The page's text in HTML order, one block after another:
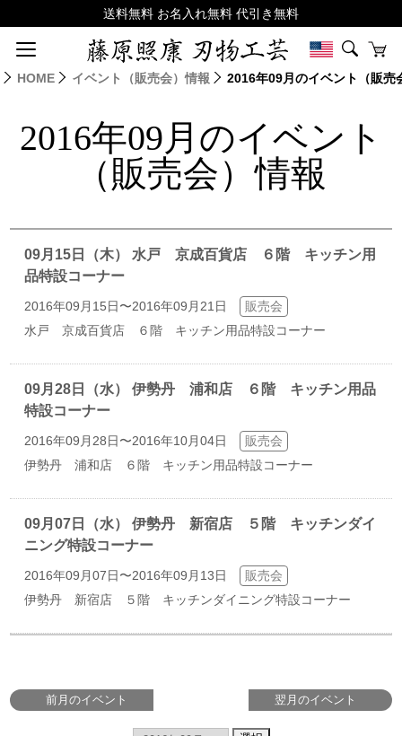
HOME イベント（販売会）情報 2016年09月のイベント（販売
2016年09月のイベント
（販売会）情報
09月15日（木） 水戸 京成百貨店 ６階 キッチン用
品特設コーナー
2016年09月15日〜2016年09月21日
販売会
水戸 京成百貨店 ６階 キッチン用品特設コーナー
09月28日（水） 伊勢丹 浦和店 ６階 キッチン用品
特設コーナー
2016年09月28日〜2016年10月04日
販売会
伊勢丹 浦和店 ６階 キッチン用品特設コーナー
09月07日（水） 伊勢丹 新宿店 ５階 キッチンダイ
ニング特設コーナー
2016年09月07日〜2016年09月13日
販売会
伊勢丹 新宿店 ５階 キッチンダイニング特設コーナー
前月のイベント 翌月のイベント